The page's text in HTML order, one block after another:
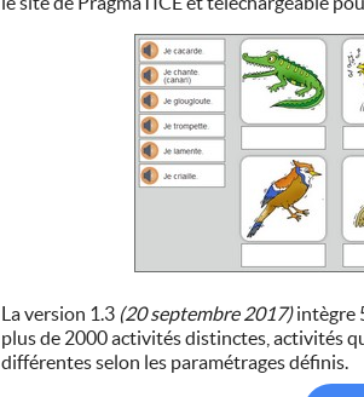
La version 1.3 (20 septembre 2017)intègre
plus de 2000 activités distinctes, activités
différentes selon les paramétrages définis.